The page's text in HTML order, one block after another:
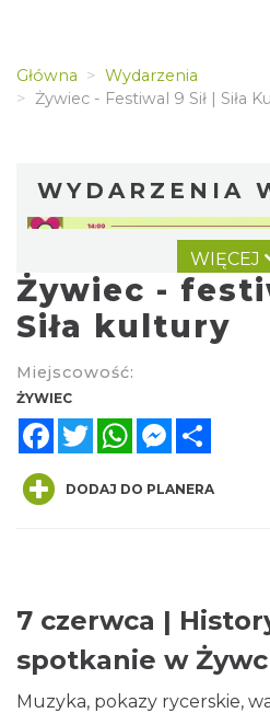
Główna
Wydarzenia
Żywiec - Festiwal 9 Sił | Siła
WYDARZENIA
II Beskidzkie Święto Ziół
Cięcina
9.81 km
Kino Plenerowe na Hali
Szczyrk
10.85 km
WIĘCEJ
Żywiec -
Siła kultury
Miejscowość:
ŻYWIEC
FacebookTwitterWhatsAppMessenger
DODAJ DO PLANERA
7 czerwca |
spotkanie w
Muzyka, pokazy rycerskie,